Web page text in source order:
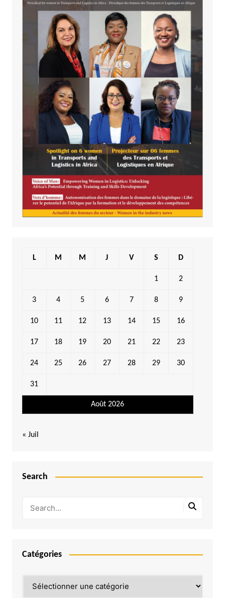
Août 2026
L M M J V S D
1 2
3 4 5 6 7 8 9
10 11 12 13 14 15 16
17 18 19 20 21 22 23
24 25 26 27 28 29 30
31
« Juil
Search
Catégories